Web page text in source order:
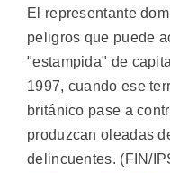
El representante
peligros que puede
"estampida" de
1997, cuando ese
británico pase a
produzcan oleadas
delincuentes. (FIN/